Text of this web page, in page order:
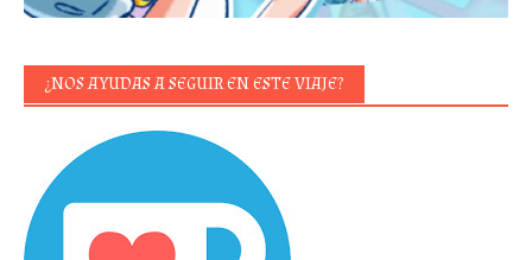
¿NOS AYUDAS A SEGUIR EN ESTE VIAJE?